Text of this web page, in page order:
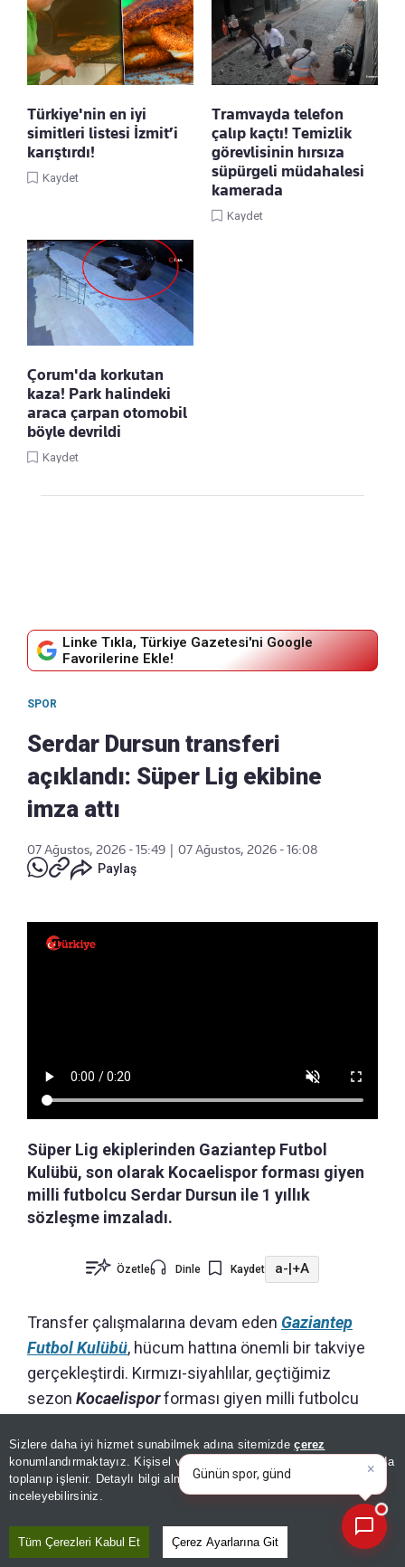
Sizlere daha iyi hizmet sunabilmek adına sitemizdeçerez
konumlandırmaktayız. Kişisel verileriniz, KVKK ve GDPR kapsamında
toplanıp işlenir. Detaylı bilgi almak içinAydınlatma Metnimizi
inceleyebilirsiniz.
Tüm Çerezleri Kabul Et Çerez Ayarlarına Git
Türkiye'nin en iyi
simitleri listesi İzmit’i
karıştırdı!
Kaydet
Tramvayda telefon
çalıp kaçtı! Temizlik
görevlisinin hırsıza
süpürgeli müdahalesi
kamerada
Kaydet
Çorum'da korkutan
kaza! Park halindeki
araca çarpan otomobil
böyle devrildi
Kaydet
Linke Tıkla, Türkiye Gazetesi'ni Google
Favorilerine Ekle!
SPOR
Serdar Dursun transferi
açıklandı: Süper Lig ekibine
imza attı
07 Ağustos, 2026 - 15:49
07 Ağustos, 2026 - 16:08
Paylaş
Süper Lig ekiplerinden Gaziantep Futbol
Kulübü, son olarak Kocaelispor forması giyen
milli futbolcu Serdar Dursun ile 1 yıllık
sözleşme imzaladı.
Özetle Dinle Kaydet a-|+A
Transfer çalışmalarına devam eden Gaziantep
Futbol Kulübü, hücum hattına önemli bir takviye
gerçekleştirdi. Kırmızı-siyahlılar, geçtiğimiz
sezon Kocaelisporforması giyen milli futbolcu
Günün spor, gündem ve
ekonomi gelişmelerini analiz
edin!|